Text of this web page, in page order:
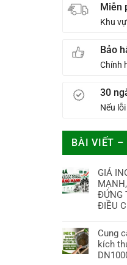
Miễn
Khu
Bảo
Chính
30
Nếu
BÀI VIẾT –
GIÁ
ĐỨNG
ĐIỀU
Cung
kích